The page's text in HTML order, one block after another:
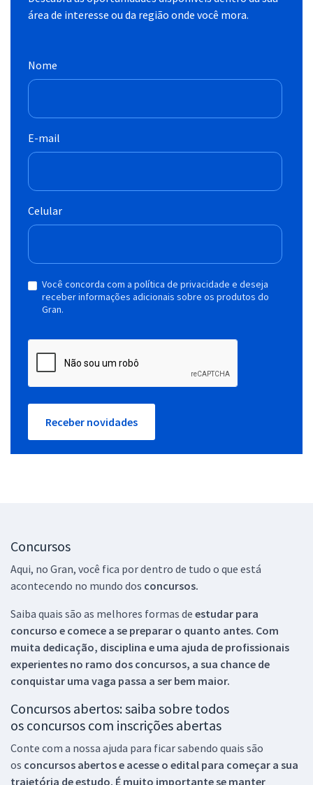
área de interesse ou da região onde você mora.
Nome
E-mail
Celular
Você concorda com a política de privacidade e deseja
receber informações adicionais sobre os produtos do
Gran.
Receber novidades
Concursos
Aqui, no Gran, você fica por dentro de tudo o que está
acontecendo no mundo dos concursos.
Saiba quais são as melhores formas de estudar para
concurso e comece a se preparar o quanto antes. Com
muita dedicação, disciplina e uma ajuda de profissionais
experientes no ramo dos concursos, a sua chance de
conquistar uma vaga passa a ser bem maior.
Concursos abertos: saiba sobre todos
os concursos com inscrições abertas
Conte com a nossa ajuda para ficar sabendo quais são
os concursos abertos e acesse o edital para começar a sua
trajetória de estudo. É muito importante se manter